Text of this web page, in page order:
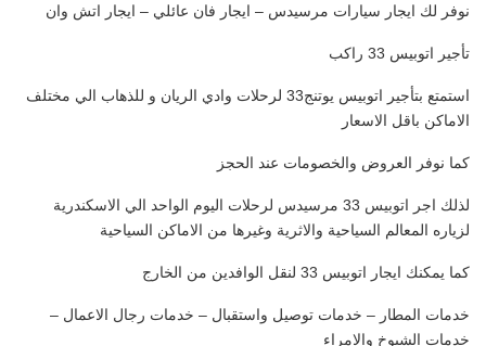
نوفر لك ايجار سيارات مرسيدس – ايجار فان عائلي – ايجار اتش وان
تأجير اتوبيس 33 راكب
استمتع بتأجير اتوبيس يوتنج33 لرحلات وادي الريان و للذهاب الي مختلف
الاماكن باقل الاسعار
كما نوفر العروض والخصومات عند الحجز
لذلك اجر اتوبيس 33 مرسيدس لرحلات اليوم الواحد الي الاسكندرية
لزياره المعالم السياحية والاثرية وغيرها من الاماكن السياحية
كما يمكنك ايجار اتوبيس 33 لنقل الوافدين من الخارج
خدمات المطار – خدمات توصيل واستقبال – خدمات رجال الاعمال –
خدمات الشيوخ والامراء